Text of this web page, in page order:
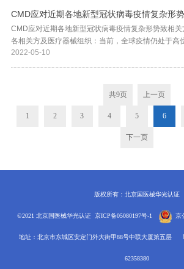
器械质量管理论坛”。论坛主题：深入贯彻新版国家
发展——祝贺GB/T42061-2022和GB/T42062-2022标
宜通知如下：一．2022医疗器械质量管理论坛组织：
委会主任委员单位：健帆生物科技集团股份有限公司
圳迈瑞生物医疗电子股份有限公司、上海微创医疗器
医疗系统有限公司、山东威高集团医用高分子制品股
疗器械股份有限公司、康泰医学系统（秦皇岛）股份
股份有限公司、北京谊安医疗系统股份有限公司、施
Nephew）、乐普(北京)医疗器械股份有限公司、北京
司、推想医疗科技股份有限公司、中国医疗器械有限
器械质量管理和通用要求标准化技术委员会支持单位
日（周一）9：00～17：00开会。2.论坛形式及报名
会议方式进行，按回执通知参会。（3）线下由于疫
皇岛）股份有限公司、北京谊安医疗系统股份有限公
Nephew）、乐普(北京)医疗器械有限公司、北京品
想医疗科技股份有限公司、中国医疗器械有限公司、
限公司、北京国医械华光认证有限公司以及全国医疗
标准化技术委员会（SAC/TC 221）共同发起和举办
GB/T42061-2022和GBT42062-2022标准发布 论坛
坛议题包括： 体系类： 1.ISO13485:2016如何保证
家地区监管要求； 2.ISO13485:2016如何助力医疗器
健康产业生态（研发、临床、经营、产业供应链等）
助力创新型医疗器械解决用户难点、痛点；
将医疗器械QMS传递和转移； 8.如何建立一个有效的
管理方针、可接受性准则和风险控制原则的实践应用
ISO/TR24971:2020，附录C的理解和应用）; 2.风险
管理过程的应用（可基于ISO/TR 24971:2020，附录
的融合探讨； 4.风险管理文档在IEC 60601-1标准实
组成专业审核团队。为确保见证评审顺利进行，CMD
运行情况做了深入了解，认真进行策划并制定了详尽
带来的不确定因素，为见证评审做好了充分的前期准
CNAS资深评审专家现场实施。现场见证评审过程中
理和职业健康安全管理绩效进行了量化评价并提出了
此次见证评审给出了零不符合项的结论，对审核工作
和通过了CNAS医疗器械相关技术领域环境管理体系
认可的办公室评审和所有现场见证评审，预计四季度
认可和授权。届时由CMD所签发的环境管理体系和职
CMD应对近期各地新型冠状病毒疫情复杂形势致相
各相关方及医疗器械组织：当前，全球疫情仍处于高
疫情的最终走向还存在很大不确定性，全国疫情整体
严峻，不同地区存在反弹风险。从武汉保卫战、到常
织一道坚持“动态清零”总方针，用最快速度和最高效
多区域出现了不可预料的疫情突发或反弹，常常给审
核人员出行有不同的限制，带来了CMD原订审核或检
间、人员的变化，对于这些变化给相关方、医疗器械
《CCAA远程审核指南》以及《CMD关于应对新型冠
工作安排意见》、CMD涉及远程审核的认证审核作业
托要求，针对各地疫情防控政策的变化和人员出行限
关方和医疗器械组织充分沟通、千方百计做好委托检
（文件）审核，安排延期现场审核；或及时调整审核
2022-05-10
共9页 上一页
1 2 3 4 5 6
下一页
版权所有：北京国医械华光认证
©2021 北京国医械华光认证京ICP备05080197号-1 京
地址：北京市东城区安定门外大街甲88号中联大厦第五层
62358380